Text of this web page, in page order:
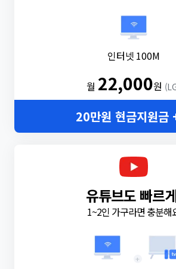
인터넷 100M
월 22,000원
20만원 현금지원금
유튜브도 빠르
1~2인 가구라면 충분해
+